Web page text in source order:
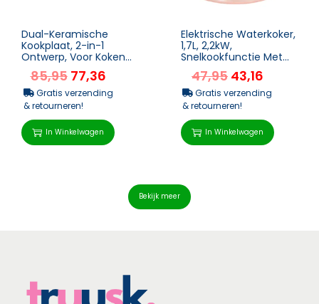
Dual-Keramische
Kookplaat, 2-in-1
Ontwerp, Voor Koken
En Grillen, 2000W, 4
Warmteniveaus, LED-
displa...
85,95 77,36
Gratis verzending
& retourneren!
In Winkelwagen
Elektrische Waterkoker,
1,7L, 2,2kW,
Snelkookfunctie Met
Afneembaar Wasbaar
Anti-Kalk Filter
47,95 43,16
Gratis verzending
& retourneren!
In Winkelwagen
Bekijk meer